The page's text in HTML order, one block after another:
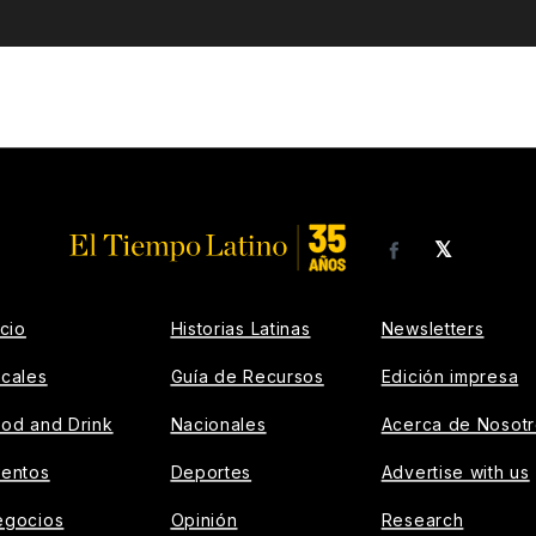
𝕏
Facebook
and Drink
Historias Latinas
Guía de Recursos
Nacionales
Deportes
Opinión
Newsletters
Edición impresa
Acerca de
Advertise with us
Research